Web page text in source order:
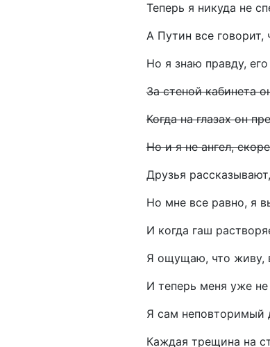
Теперь я никуда не
А Путин все говорит,
Но я знаю правду,
За стеной кабинета
Когда на глазах он
Но и я не ангел,
Друзья
Но мне все равно, я
И когда гаш
Я ощущаю, что живу,
И теперь меня уже
Я сам неповторимый
Каждая трещина на